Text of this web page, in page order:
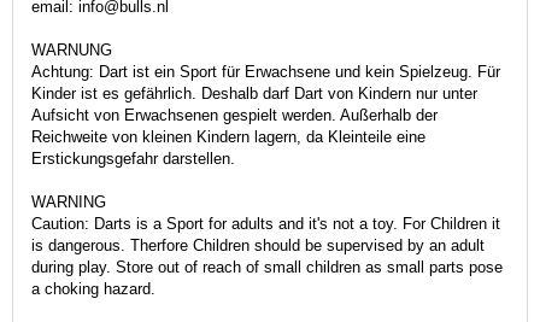
email: info@bulls.nl
WARNUNG
Achtung: Dart ist ein Sport für Erwachsene und kein Spielzeug. Für
Kinder ist es gefährlich. Deshalb darf Dart von Kindern nur unter
Aufsicht von Erwachsenen gespielt werden. Außerhalb der
Reichweite von kleinen Kindern lagern, da Kleinteile eine
Erstickungsgefahr darstellen.
WARNING
Caution: Darts is a Sport for adults and it's not a toy. For Children it
is dangerous. Therfore Children should be supervised by an adult
during play. Store out of reach of small children as small parts pose
a choking hazard.